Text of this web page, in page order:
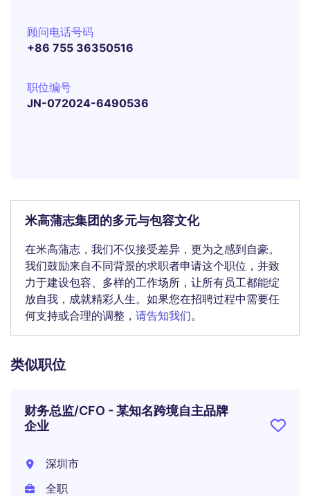
顾问电话号码
+86 755 36350516
职位编号
JN-072024-6490536
米高蒲志集团的多元与包容文化
在米高蒲志，我们不仅接受差异，更为之感到自豪。
我们鼓励来自不同背景的求职者申请这个职位，并致
力于建设包容、多样的工作场所，让所有员工都能绽
放自我，成就精彩人生。如果您在招聘过程中需要任
何支持或合理的调整， 请告知我们。
类似职位
财务总监/CFO - 某知名跨境自主品牌
企业
深圳市
全职